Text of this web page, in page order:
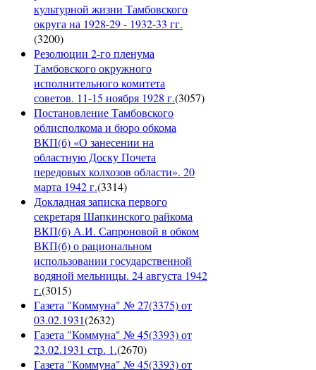
культурной жизни Тамбовского
округа на 1928-29 - 1932-33 гг.
(3200)
Резолюции 2-го пленума
Тамбовского окружного
исполнительного комитета
советов. 11-15 ноября 1928 г.(3057)
Постановление Тамбовского
облисполкома и бюро обкома
ВКП(б) «О занесении на
областную Доску Почета
передовых колхозов области». 20
марта 1942 г.(3314)
Докладная записка первого
секретаря Шапкинского райкома
ВКП(б) А.И. Сапроновой в обком
ВКП(б) о рациональном
использовании государственной
водяной мельницы. 24 августа 1942
г.(3015)
Газета "Коммуна" № 27(3375) от
03.02.1931(2632)
Газета "Коммуна" № 45(3393) от
23.02.1931 стр. 1.(2670)
Газета "Коммуна" № 45(3393) от